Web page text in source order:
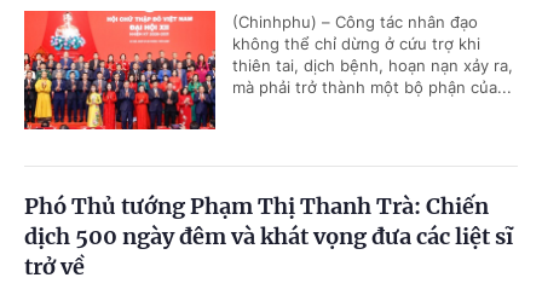
(Chinhphu) – Công tác nhân đạo
không thể chỉ dừng ở cứu trợ khi
thiên tai, dịch bệnh, hoạn nạn xảy ra,
mà phải trở thành một bộ phận của...
Phó Thủ tướng Phạm Thị Thanh Trà: Chiến
dịch 500 ngày đêm và khát vọng đưa các liệt sĩ
trở về